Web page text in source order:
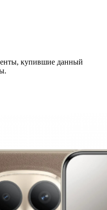
купившие данный